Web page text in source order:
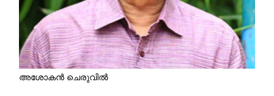
അശോകൻ ചെരുവിൽ